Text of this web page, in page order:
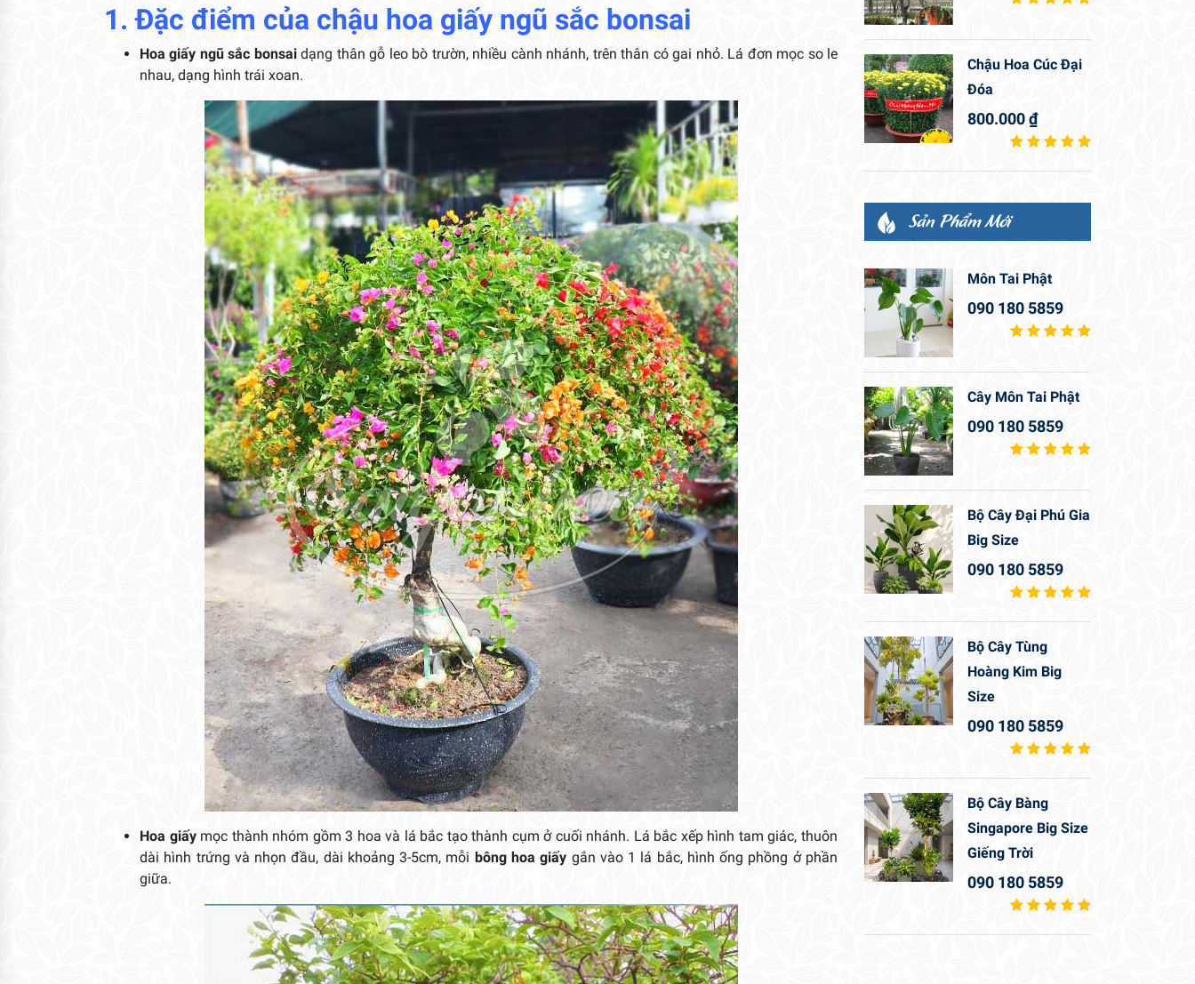
1. Đặc điểm của chậu hoa giấy ngũ sắc bonsai
Hoa giấy ngũ sắc bonsaidạng thân gỗ leo bò trườn, nhiều cành nhánh, trên thân có gai nhỏ. Lá đơn mọc so le
nhau, dạng hình trái xoan.
Hoa giấymọc thành nhóm gồm 3 hoa và lá bắc tạo thành cụm ở cuối nhánh. Lá bắc xếp hình tam giác, thuôn
dài hình trứng và nhọn đầu, dài khoảng 3-5cm, mỗi bông hoa giấy gắn vào 1 lá bắc, hình ống phồng ở phần
giữa.
Chậu Hoa Cúc Đại
Đóa
800.000₫
Sản Phẩm Mới
Môn Tai Phật
090 180 5859
Cây Môn Tai Phật
090 180 5859
Bộ Cây Đại Phú Gia
Big Size
090 180 5859
Bộ Cây Tùng
Hoàng Kim Big
Size
090 180 5859
Bộ Cây Bàng
Singapore Big Size
Giếng Trời
090 180 5859